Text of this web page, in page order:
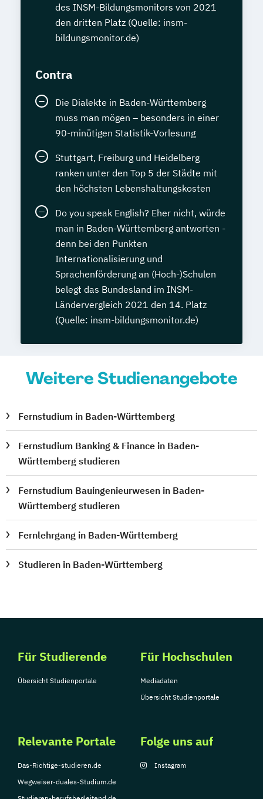
des INSM-Bildungsmonitors von 2021
den dritten Platz (Quelle: insm-
bildungsmonitor.de)
Contra
Die Dialekte in Baden-Württemberg
muss man mögen – besonders in einer
90-minütigen Statistik-Vorlesung
Stuttgart, Freiburg und Heidelberg
ranken unter den Top 5 der Städte mit
den höchsten Lebenshaltungskosten
Do you speak English? Eher nicht, würde
man in Baden-Württemberg antworten -
denn bei den Punkten
Internationalisierung und
Sprachenförderung an (Hoch-)Schulen
belegt das Bundesland im INSM-
Ländervergleich 2021 den 14. Platz
(Quelle: insm-bildungsmonitor.de)
Weitere Studienangebote
Fernstudium in Baden-Württemberg
Fernstudium Banking & Finance in Baden-
Württemberg studieren
Fernstudium Bauingenieurwesen in Baden-
Württemberg studieren
Fernlehrgang in Baden-Württemberg
Studieren in Baden-Württemberg
Für Studierende
Übersicht Studienportale
Für Hochschulen
Mediadaten
Übersicht Studienportale
Relevante Portale
Das-Richtige-studieren.de
Wegweiser-duales-Studium.de
Folge uns auf
Instagram